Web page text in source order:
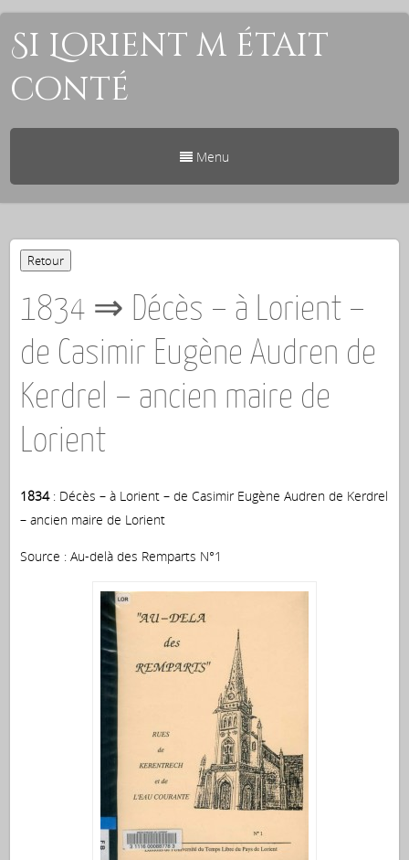
Si Lorient m était
conté
Menu
1834 ⇒ Décès – à Lorient –
de Casimir Eugène Audren de
Kerdrel – ancien maire de
Lorient
1834: Décès – à Lorient – de Casimir Eugène Audren de Kerdrel
– ancien maire de Lorient
Source : Au-delà des Remparts N°1